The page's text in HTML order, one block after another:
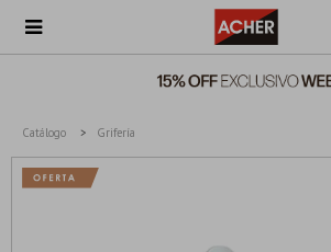

Catálogo Grifería